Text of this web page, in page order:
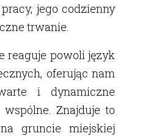
jego codzienny
trwanie.
powoli język
oferując nam
i dynamiczne
Znajduje to
gruncie miejskiej